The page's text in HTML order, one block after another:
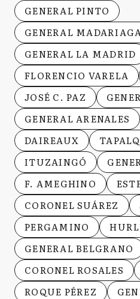
GENERAL PINTO
GENERAL
GENERAL LA MADRID
FLORENCIO VARELA
JOSÉ C. PAZ
GENERAL ARENALES
DAIREAUX
ITUZAINGÓ
F. AMEGHINO
CORONEL SUÁREZ
PERGAMINO
GENERAL BELGRANO
CORONEL ROSALES
ROQUE PÉREZ